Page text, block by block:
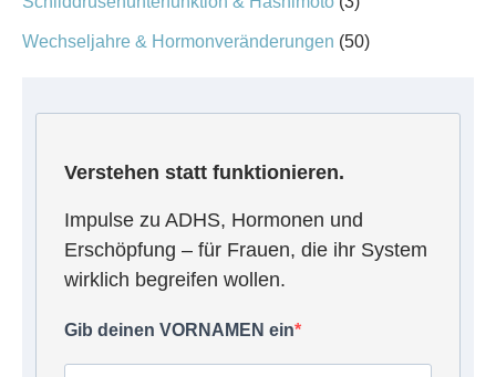
Wechseljahre & Hormonveränderungen (50)
Verstehen statt funktionieren.
Impulse zu ADHS, Hormonen und
Erschöpfung – für Frauen, die ihr System
wirklich begreifen wollen.
Gib deinen VORNAMEN ein